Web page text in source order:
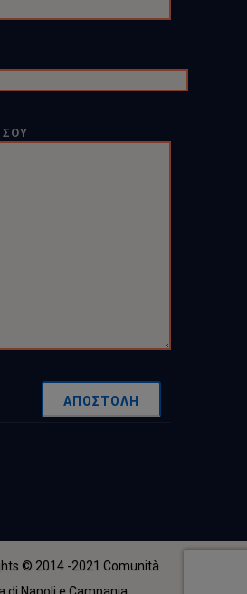
ΑΠΟΣΤΟΛΗ
© 2014 -2021 Comunità